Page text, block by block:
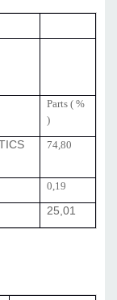
Parts ( %
)
74,80
0,19
25,01